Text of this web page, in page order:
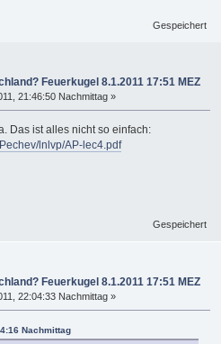
Gespeichert
Feuerkugel 8.1.2011 17:51 MEZ
21:46:50 Nachmittag »
Das ist alles nicht so einfach:
lnlvp/AP-lec4.pdf
Gespeichert
Feuerkugel 8.1.2011 17:51 MEZ
22:04:33 Nachmittag »
Nachmittag